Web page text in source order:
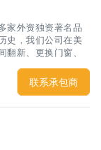
家外资独资著名品
史，我们公司在美
新、更换门窗、
安装，地板及磁
联系承包商